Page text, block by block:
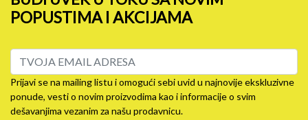
POPUSTIMA I AKCIJAMA
Prijavi se na mailing listu i omogući sebi uvid u najnovije ekskluzivne
ponude, vesti o novim proizvodima kao i informacije o svim
dešavanjima vezanim za našu prodavnicu.